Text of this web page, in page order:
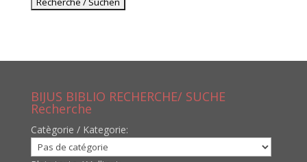
BIJUS BIBLIO RECHERCHE/ SUCHE
Recherche
Catègorie / Kategorie: